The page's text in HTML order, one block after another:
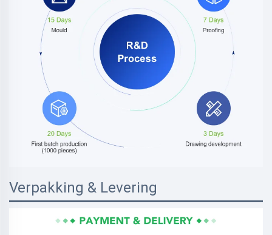
Verpakking & Levering